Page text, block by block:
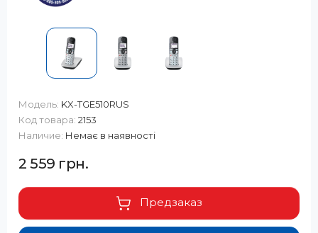
Модель: KX-TGE510RUS
Код товара: 2153
Наличие: Немає в наявності
2 559 грн.
Предзаказ